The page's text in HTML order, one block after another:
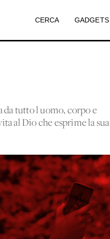
CERCA GADGETS
da tutto l'uomo, corpo e
al Dio che esprime la sua